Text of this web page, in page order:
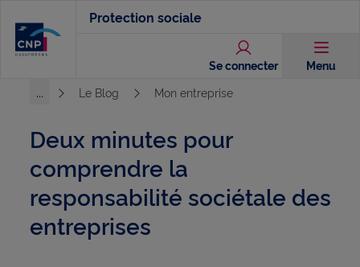
contenu
Protection sociale
Se connecter Menu
...
Le Blog Mon entreprise
Deux minutes pour
comprendre la
responsabilité sociétale des
entreprises